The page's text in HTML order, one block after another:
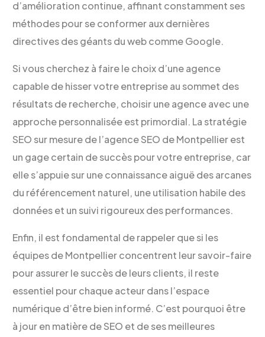
d’amélioration continue, affinant constamment ses
méthodes pour se conformer aux dernières
directives des géants du web comme Google.
Si vous cherchez à faire le choix d’une agence
capable de hisser votre entreprise au sommet des
résultats de recherche, choisir une agence avec une
approche personnalisée est primordial. La stratégie
SEO sur mesure de l’agence SEO de Montpellier est
un gage certain de succès pour votre entreprise, car
elle s’appuie sur une connaissance aiguë des arcanes
du référencement naturel, une utilisation habile des
données et un suivi rigoureux des performances.
Enfin, il est fondamental de rappeler que si les
équipes de Montpellier concentrent leur savoir-faire
pour assurer le succès de leurs clients, il reste
essentiel pour chaque acteur dans l’espace
numérique d’être bien informé. C’est pourquoi être
à jour en matière de SEO et de ses meilleures